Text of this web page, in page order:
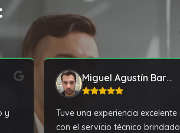
y
Miguel Agustín Barrios
Tuve una experiencia excelente
con el servicio técnico brindado